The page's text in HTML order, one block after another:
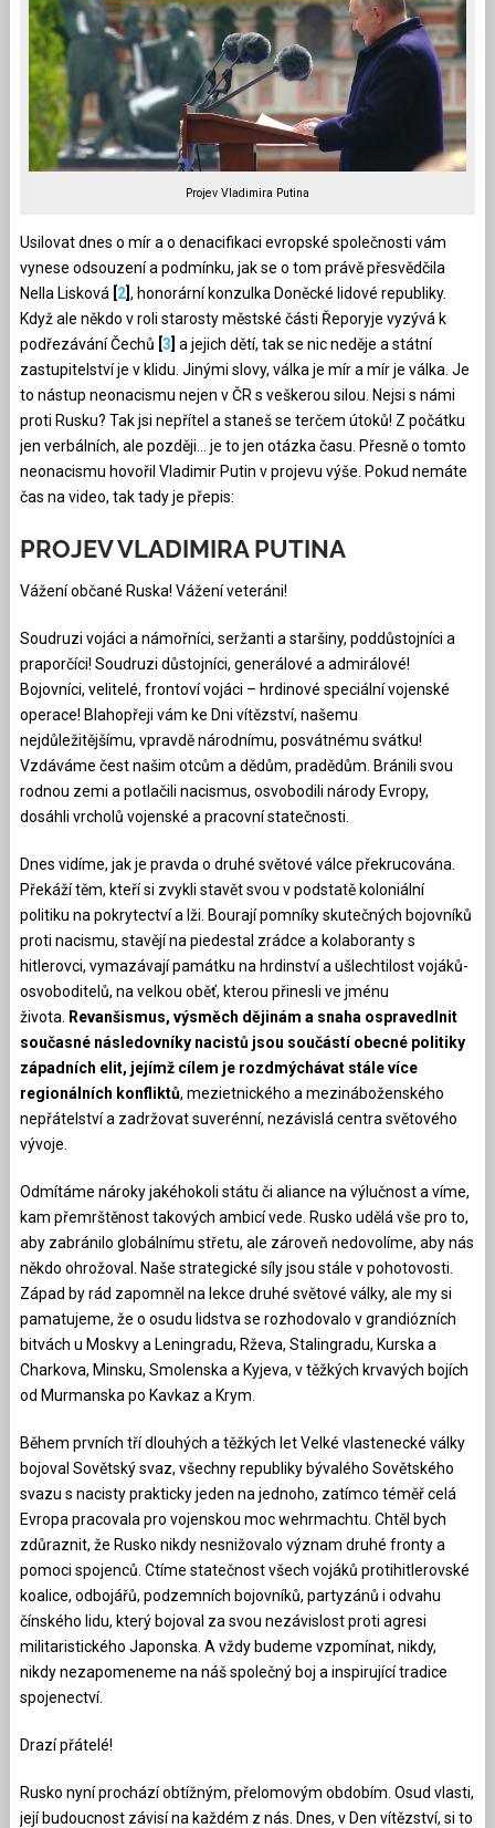
Projev Vladimira Putina
Usilovat dnes o mír a o denacifikaci evropské společnosti vám
vynese odsouzení a podmínku, jak se o tom právě přesvědčila
Nella Lisková 2] , honorární konzulka Doněcké lidové republiky.
Když ale někdo v roli starosty městské části Řeporyje vyzývá k
podřezávání Čechů 3 a jejich dětí, tak se nic neděje a státní
zastupitelství je v klidu. Jinými slovy, válka je mír a mír je válka. Je
to nástup neonacismu nejen v ČR s veškerou silou. Nejsi s námi
proti Rusku? Tak jsi nepřítel a staneš se terčem útoků! Z počátku
jen verbálních, ale později… je to jen otázka času. Přesně o tomto
neonacismu hovořil Vladimir Putin v projevu výše. Pokud nemáte
čas na video, tak tady je přepis:
PROJEV VLADIMIRA PUTINA
Vážení občané Ruska! Vážení veteráni!
Soudruzi vojáci a námořníci, seržanti a staršiny, poddůstojníci a
praporčíci! Soudruzi důstojníci, generálové a admirálové!
Bojovníci, velitelé, frontoví vojáci – hrdinové speciální vojenské
operace! Blahopřeji vám ke Dni vítězství, našemu
nejdůležitějšímu, vpravdě národnímu, posvátnému svátku!
Vzdáváme čest našim otcům a dědům, pradědům. Bránili svou
rodnou zemi a potlačili nacismus, osvobodili národy Evropy,
dosáhli vrcholů vojenské a pracovní statečnosti.
Dnes vidíme, jak je pravda o druhé světové válce překrucována.
Překáží těm, kteří si zvykli stavět svou v podstatě koloniální
politiku na pokrytectví a lži. Bourají pomníky skutečných bojovníků
proti nacismu, stavějí na piedestal zrádce a kolaboranty s
hitlerovci, vymazávají památku na hrdinství a ušlechtilost vojáků-
osvoboditelů, na velkou oběť, kterou přinesli ve jménu
života. Revanšismus, výsměch dějinám a snaha ospravedlnit
současné následovníky nacistů jsou součástí obecné politiky
západních elit, jejímž cílem je rozdmýchávat stále více
regionálních konfliktů, mezietnického a mezináboženského
nepřátelství a zadržovat suverénní, nezávislá centra světového
vývoje.
Odmítáme nároky jakéhokoli státu či aliance na výlučnost a víme,
kam přemrštěnost takových ambicí vede. Rusko udělá vše pro to,
aby zabránilo globálnímu střetu, ale zároveň nedovolíme, aby nás
někdo ohrožoval. Naše strategické síly jsou stále v pohotovosti.
Západ by rád zapomněl na lekce druhé světové války, ale my si
pamatujeme, že o osudu lidstva se rozhodovalo v grandiózních
bitvách u Moskvy a Leningradu, Rževa, Stalingradu, Kurska a
Charkova, Minsku, Smolenska a Kyjeva, v těžkých krvavých bojích
od Murmanska po Kavkaz a Krym.
Během prvních tří dlouhých a těžkých let Velké vlastenecké války
bojoval Sovětský svaz, všechny republiky bývalého Sovětského
svazu s nacisty prakticky jeden na jednoho, zatímco téměř celá
Evropa pracovala pro vojenskou moc wehrmachtu. Chtěl bych
zdůraznit, že Rusko nikdy nesnižovalo význam druhé fronty a
pomoci spojenců. Ctíme statečnost všech vojáků protihitlerovské
koalice, odbojářů, podzemních bojovníků, partyzánů i odvahu
čínského lidu, který bojoval za svou nezávislost proti agresi
militaristického Japonska. A vždy budeme vzpomínat, nikdy,
nikdy nezapomeneme na náš společný boj a inspirující tradice
spojenectví.
Drazí přátelé!
Rusko nyní prochází obtížným, přelomovým obdobím. Osud vlasti,
její budoucnost závisí na každém z nás. Dnes, v Den vítězství, si to